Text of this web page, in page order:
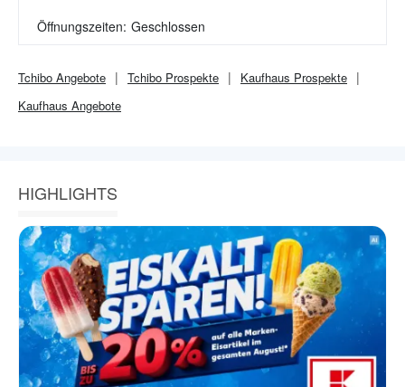
Öffnungszeiten: Geschlossen
Tchibo Angebote Tchibo Prospekte Kaufhaus Prospekte
Kaufhaus Angebote
HIGHLIGHTS